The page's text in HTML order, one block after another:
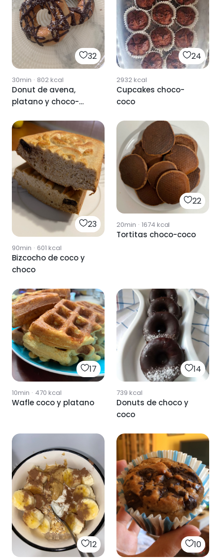
32
30min · 802kcal
Donut de avena,
platano y choco-
24
2932kcal
Cupcakes choco-
coco
23
90min · 601 kcal
Bizcocho de coco y
choco
22
20min · 1674 kcal
Tortitas choco-coco
17
10min · 470 kcal
Wafle coco y platano
14
739 kcal
Donuts de choco y
coco
12 10